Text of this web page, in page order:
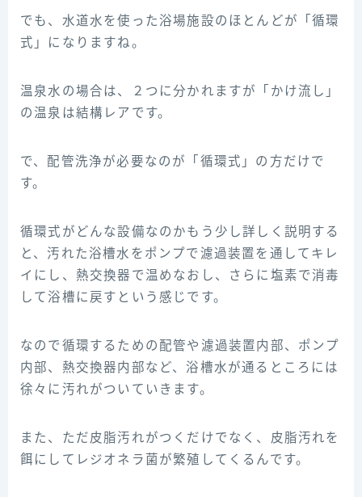
でも、水道水を使った浴場施設のほとんどが「循環
式」になりますね。
温泉水の場合は、２つに分かれますが「かけ流し」
の温泉は結構レアです。
で、配管洗浄が必要なのが「循環式」の方だけで
す。
循環式がどんな設備なのかもう少し詳しく説明する
と、汚れた浴槽水をポンプで濾過装置を通してキレ
イにし、熱交換器で温めなおし、さらに塩素で消毒
して浴槽に戻すという感じです。
なので循環するための配管や濾過装置内部、ポンプ
内部、熱交換器内部など、浴槽水が通るところには
徐々に汚れがついていきます。
また、ただ皮脂汚れがつくだけでなく、皮脂汚れを
餌にしてレジオネラ菌が繁殖してくるんです。